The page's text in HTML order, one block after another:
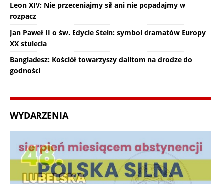
Leon XIV: Nie przeceniajmy sił ani nie popadajmy w
rozpacz
Jan Paweł II o św. Edycie Stein: symbol dramatów Europy
XX stulecia
Bangladesz: Kościół towarzyszy dalitom na drodze do
godności
WYDARZENIA